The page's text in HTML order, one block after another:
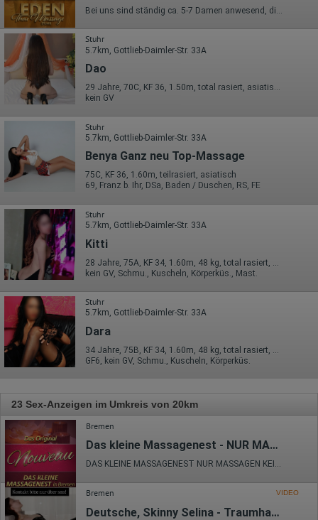
Stuhr
5.7km, Gottlieb-Daimler-Str. 33A
Dao
29 Jahre, 70C, KF 36, 1.50m, total rasiert, asiatisch
kein GV
Stuhr
5.7km, Gottlieb-Daimler-Str. 33A
Benya Ganz neu Top-Massage
75C, KF 36, 1.60m, teilrasiert, asiatisch
69, Franz b. Ihr, DSa, Baden / Duschen, RS, FE
Stuhr
5.7km, Gottlieb-Daimler-Str. 33A
Kitti
kein GV, Schmu., Kuscheln, Körperküs., Mast.
Stuhr
5.7km, Gottlieb-Daimler-Str. 33A
Dara
34 Jahre, 75B, KF 34, 1.60m, 48 kg, total rasiert, asiatisch
GF6, kein GV, Schmu., Kuscheln, Körperküs.
23 Sex-Anzeigen im Umkreis von 20km
Bremen
Das kleine Massagenest - NUR MASSAGEN
DAS KLEINE MASSAGENEST NUR MASSAGEN KEIN SEX! STILVOLLES AMBIENTE ... ... für Deine Entspannung. Wir haben bei der Gestaltung unserer Massage-Räume in Bremen-Bahnhofsvorstadt viel Wert auf Details gelegt. ...mitten im Herzen Bremen… …findest Du ein kleines, freundliches Team, attraktiv und charmant, mit der Begabung für leidenschaftliche Berührungen. Wir sind nicht nur durch unsere ausgezeichneten Massagen bekannt, sondern auch durch unsere Herzlichkeit und Flexibilität untereinander. Nach einem hektischen und berührungsarmen Alltag möchten wir dich um unserer Warmherzigkeit und unserer unkomplizierten, offenen Art verzaubern. Wir gehen bei unseren Massagen auf Deine aktuelle Situation und Stimmungslage ein. Lass dich auf eine zutiefst anregende und erholsame Weise in das Wechselspiel von Erregung und Entspannung entführen. Unser Angebot richtet sich an alle Männer und Frauen ab 18 Jahre, die den Wunsch nach Nähe, Zärtlichkeit und wohltuender Wärme haben. Wir legen sehr viel Wert auf einen anspruchsvollen und aufmerksamen Service. Komm vorbei und fühle Dich einfach wohl und gut aufgehoben. Body to Body (Körper auf Körper) … ist ein sinnliches Erlebnis, bei dem die Möglichkeit besteht, persönliche Berührungsdefizite im Alltag auszugleichen. Die darauf folgende Well
Bremen VIDEO
Deutsche, Skinny Selina - Traumhafte Massage